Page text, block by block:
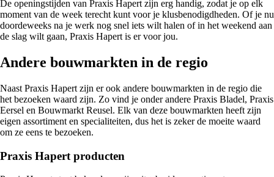
De openingstijden van Praxis Hapert zijn erg handig, zodat je op elk
moment van de week terecht kunt voor je klusbenodigdheden. Of je nu
doordeweeks na je werk nog snel iets wilt halen of in het weekend aan
de slag wilt gaan, Praxis Hapert is er voor jou.
Andere bouwmarkten in de regio
Naast Praxis Hapert zijn er ook andere bouwmarkten in de regio die
het bezoeken waard zijn. Zo vind je onder andere Praxis Bladel, Praxis
Eersel en Bouwmarkt Reusel. Elk van deze bouwmarkten heeft zijn
eigen assortiment en specialiteiten, dus het is zeker de moeite waard
om ze eens te bezoeken.
Praxis Hapert producten